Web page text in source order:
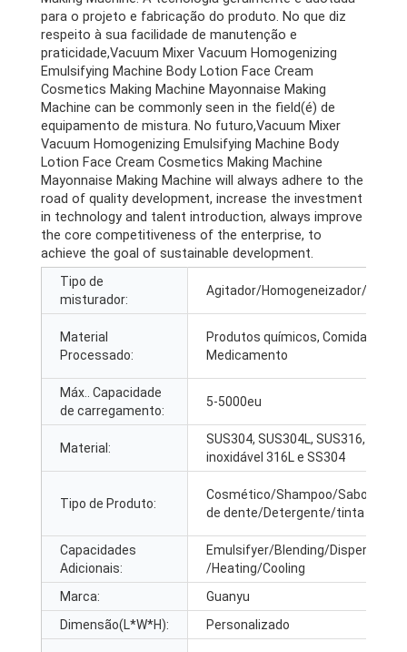
para o projeto e fabricação do produto. No que diz
respeito à sua facilidade de manutenção e
praticidade,Vacuum Mixer Vacuum Homogenizing
Emulsifying Machine Body Lotion Face Cream
Cosmetics Making Machine Mayonnaise Making
Machine can be commonly seen in the field(é) de
equipamento de mistura. No futuro,Vacuum Mixer
Vacuum Homogenizing Emulsifying Machine Body
Lotion Face Cream Cosmetics Making Machine
Mayonnaise Making Machine will always adhere to the
road of quality development, increase the investment
in technology and talent introduction, always improve
the core competitiveness of the enterprise, to
achieve the goal of sustainable development
Tipo de
misturador:
Agitador/Homogeneizador/Pá/
Material
Processado:
Produtos químicos, Comida,
Medicamento
Máx.. Capacidade
de carregamento:
5-5000eu
Material:
SUS304, SUS304L, SUS316,
inoxidável 316L e SS304
Tipo de Produto:
Cosmético/Shampoo/Sabonete/
de dente/Detergente/tinta
Capacidades
Adicionais:
Emulsifyer/Blending/Dispersing
/Heating/Cooling
Marca:
Guanyu
Dimensão(L*W*H):
Personalizado